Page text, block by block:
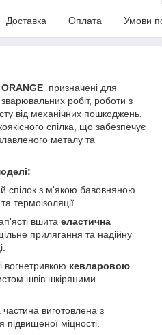
Доставка Оплата Умови
ORANGE призначені для
робіт, роботи з
від механічних пошкоджень.
спілка, що забезпечує
металу та
спілок з м'якою бавовняною
термоізоляції.
вшита еластична
прилягання та надійну
вогнетривкою кевларовою
швів шкіряними
виготовлена з
підвищеної міцності.